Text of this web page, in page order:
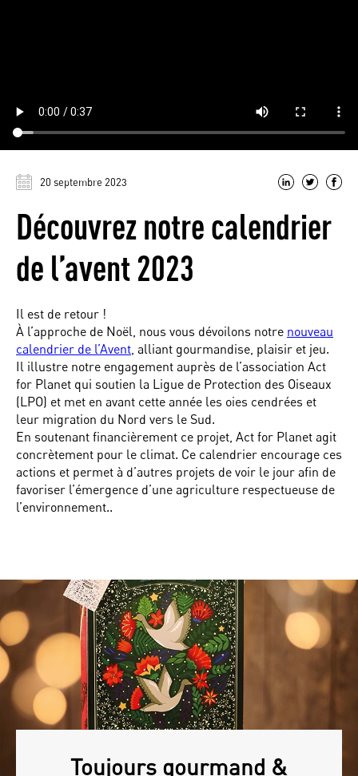
20 septembre 2023
Découvrez notre calendrier
de l’avent 2023
Il est de retour !
À l’approche de Noël, nous vous dévoilons notre nouveau
calendrier de l’Avent, alliant gourmandise, plaisir et jeu.
Il illustre notre engagement auprès de l’association Act
for Planet qui soutien la Ligue de Protection des Oiseaux
(LPO) et met en avant cette année les oies cendrées et
leur migration du Nord vers le Sud.
En soutenant financièrement ce projet, Act for Planet agit
concrètement pour le climat. Ce calendrier encourage ces
actions et permet à d’autres projets de voir le jour afin de
favoriser l’émergence d’une agriculture respectueuse de
l’environnement..
Toujours gourmand &